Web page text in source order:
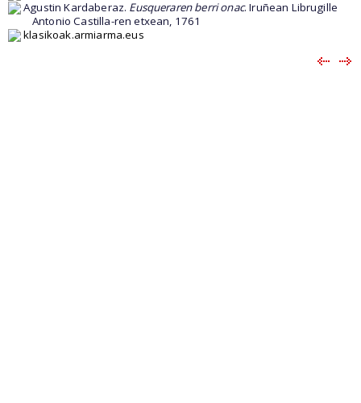
Agustin Kardaberaz. Eusqueraren berri onac. Iruñean Librugille
Antonio Castilla-ren etxean, 1761
klasikoak.armiarma.eus